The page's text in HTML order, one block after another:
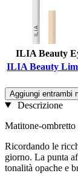
ILIA Beauty
ILIA Beauty
Aggiungi entrambi
Descrizione
Matitone-ombretto
Ricordando le
giorno. La punta
tonalità opache e